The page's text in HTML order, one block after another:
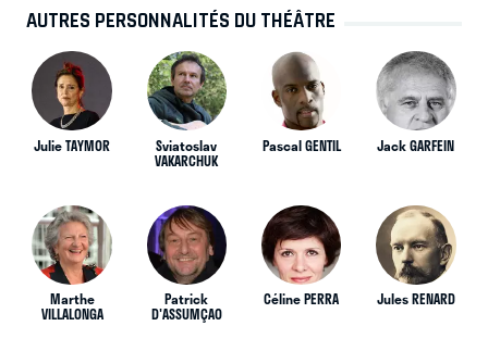
AUTRES PERSONNALITÉS DU THÉÂTRE
Julie TAYMOR Sviatoslav
VAKARCHUK
Pascal GENTIL Jack GARFEIN
Marthe
VILLALONGA
Patrick
D'ASSUMÇAO
Céline PERRA Jules RENARD